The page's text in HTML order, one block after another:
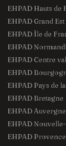
EHPAD Hauts de
EHPAD Grand Est
EHPAD Île de
EHPAD
EHPAD Centre
EHPAD
EHPAD Pays de
EHPAD Bretagne
EHPAD
EHPAD
EHPAD